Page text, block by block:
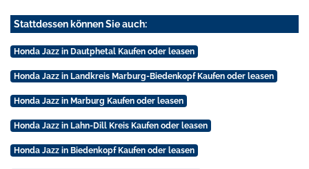
Stattdessen können Sie auch:
Honda Jazz in Dautphetal Kaufen oder leasen
Honda Jazz in Landkreis Marburg-Biedenkopf Kaufen oder leasen
Honda Jazz in Marburg Kaufen oder leasen
Honda Jazz in Lahn-Dill Kreis Kaufen oder leasen
Honda Jazz in Biedenkopf Kaufen oder leasen